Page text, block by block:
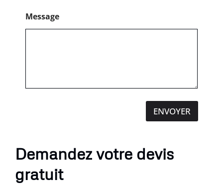
Demandez votre devis
gratuit
Message
ENVOYER